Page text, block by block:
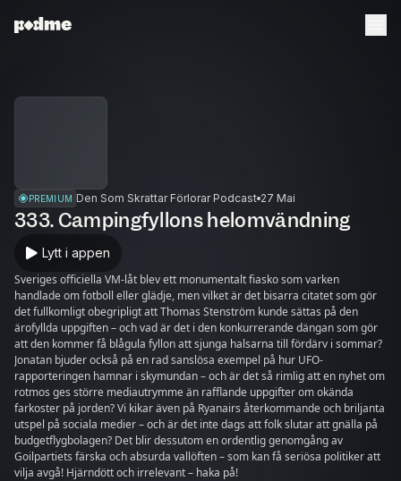
PREMIUM Den Som Skrattar Förlorar Podcast 27 Mai
333. Campingfyllons helomvändning
Lytt i appen
Sveriges officiella VM-låt blev ett monumentalt fiasko som varken
handlade om fotboll eller glädje, men vilket är det bisarra citatet som gör
det fullkomligt obegripligt att Thomas Stenström kunde sättas på den
ärofyllda uppgiften – och vad är det i den konkurrerande dängan som gör
att den kommer få blågula fyllon att sjunga halsarna till fördärv i sommar?
Jonatan bjuder också på en rad sanslösa exempel på hur UFO-
rapporteringen hamnar i skymundan – och är det så rimlig att en nyhet om
rotmos ges större mediautrymme än rafflande uppgifter om okända
farkoster på jorden? Vi kikar även på Ryanairs återkommande och briljanta
utspel på sociala medier – och är det inte dags att folk slutar att gnälla på
budgetflygbolagen? Det blir dessutom en ordentlig genomgång av
Goilpartiets färska och absurda vallöften – som kan få seriösa politiker att
vilja avgå! Hjärndött och irrelevant – haka på!